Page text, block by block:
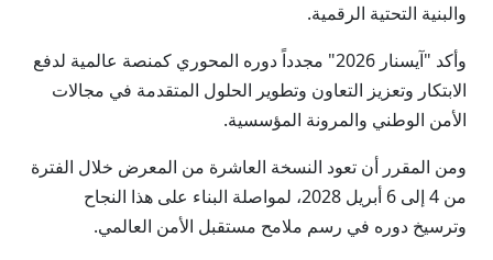
والبنية التحتية الرقمية.
وأكد "آيسنار 2026" مجدداً دوره المحوري كمنصة عالمية لدفع
الابتكار وتعزيز التعاون وتطوير الحلول المتقدمة في مجالات
الأمن الوطني والمرونة المؤسسية.
ومن المقرر أن تعود النسخة العاشرة من المعرض خلال الفترة
من 4 إلى 6 أبريل 2028، لمواصلة البناء على هذا النجاح
وترسيخ دوره في رسم ملامح مستقبل الأمن العالمي.